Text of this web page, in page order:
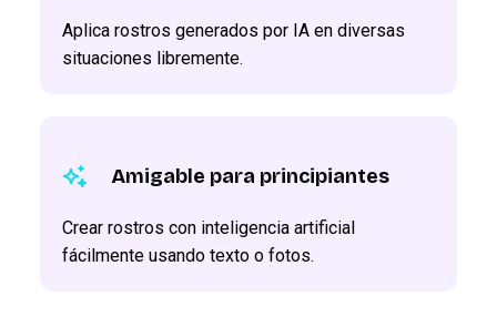
Aplica rostros generados por IA en diversas
situaciones libremente.
Amigable para principiantes
Crear rostros con inteligencia artificial
fácilmente usando texto o fotos.